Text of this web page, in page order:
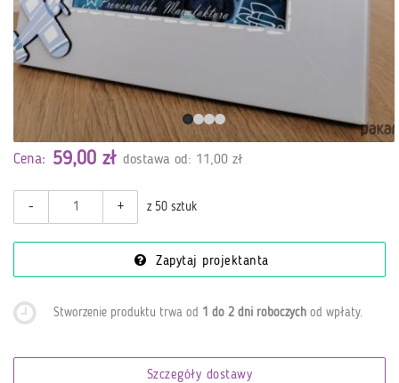
Cena: 59,00 zł dostawa od: 11,00 zł
- + z 50 sztuk
Zapytaj projektanta
Stworzenie produktu trwa od 1 do 2 dni roboczych od wpłaty.
Szczegóły dostawy